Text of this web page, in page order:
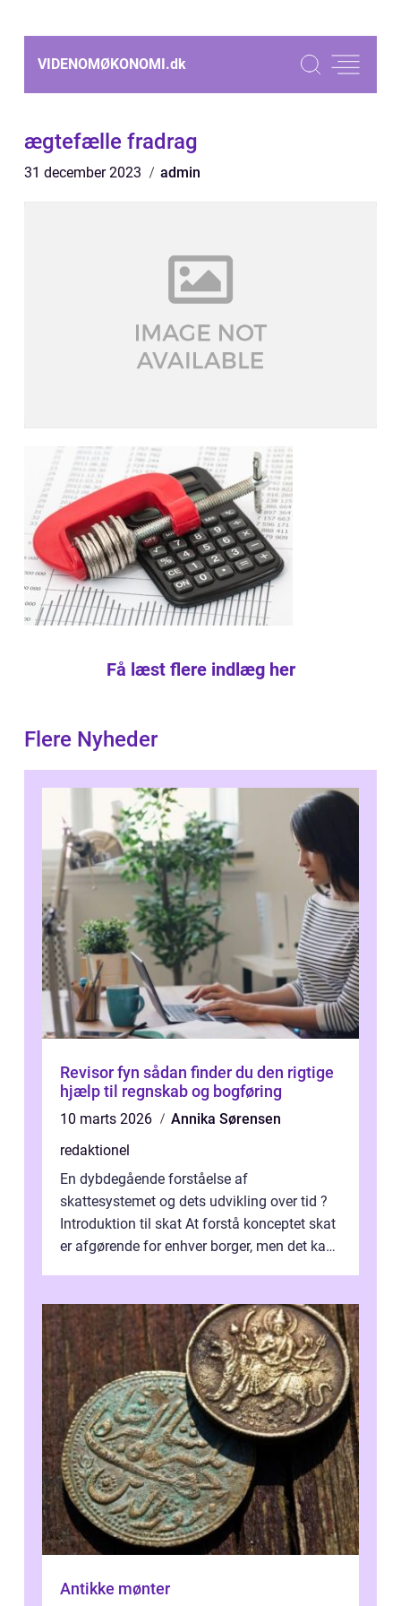
VIDENOMØKONOMI.dk
ægtefælle fradrag
31 december 2023 admin
Få læst flere indlæg her
Flere Nyheder
Revisor fyn sådan finder du den rigtige
hjælp til regnskab og bogføring
10 marts 2026
Annika Sørensen
redaktionel
En dybdegående forståelse af
skattesystemet og dets udvikling over tid ?
Introduktion til skat At forstå konceptet skat
er afgørende for enhver borger, men det kan
Antikke mønter